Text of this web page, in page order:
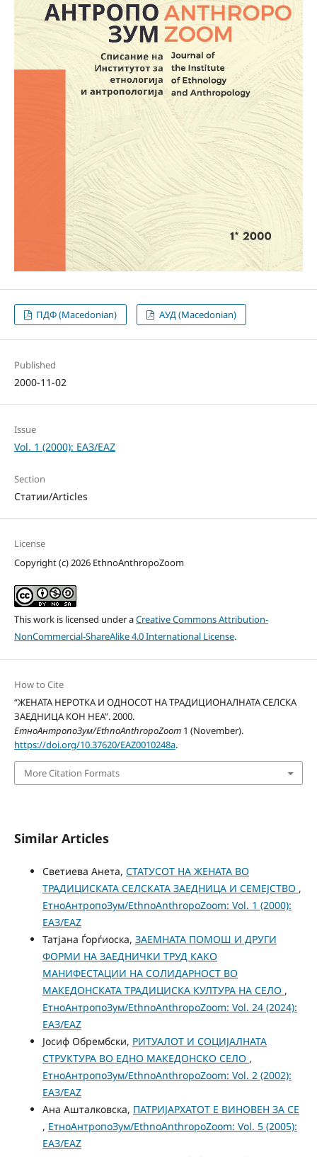
ПДФ (Macedonian) АУД (Macedonian)
Published
2000-11-02
Issue
Vol. 1 (2000): ЕАЗ/EAZ
Section
Статии/Articles
License
Copyright (c) 2026 EthnoAnthropoZoom
This work is licensed under aCreative Commons Attribution-
NonCommercial-ShareAlike 4.0 International License.
How to Cite
“ЖЕНАТА НЕРОТКА И ОДНОСОТ НА ТРАДИЦИОНАЛНАТА СЕЛСКА
ЗАЕДНИЦА КОН НЕА”. 2000.
ЕтноАнтропоЗум/EthnoAnthropoZoom1 (November).
https://doi.org/10.37620/EAZ0010248a.
More Citation Formats
Similar Articles
Светиева Анета, СТАТУСОТ НА ЖЕНАТА ВО
ТРАДИЦИСКАТА СЕЛСКАТА ЗАЕДНИЦА И СЕМЕЈСТВО ,
ЕтноАнтропоЗум/EthnoAnthropoZoom: Vol. 1 (2000):
ЕАЗ/EAZ
Татјана Ѓорѓиоска, ЗАЕМНАТА ПОМОШ И ДРУГИ
ФОРМИ НА ЗАЕДНИЧКИ ТРУД КАКО
МАНИФЕСТАЦИИ НА СОЛИДАРНОСТ ВО
МАКЕДОНСКАТА ТРАДИЦИСКА КУЛТУРА НА СЕЛО ,
ЕтноАнтропоЗум/EthnoAnthropoZoom: Vol. 24 (2024):
ЕАЗ/EAZ
Јосиф Обрембски, РИТУАЛОТ И СОЦИЈАЛНАТА
СТРУКТУРА ВО ЕДНО МАКЕДОНСКО СЕЛО ,
ЕтноАнтропоЗум/EthnoAnthropoZoom: Vol. 2 (2002):
ЕАЗ/EAZ
Ана Ашталковска, ПАТРИЈАРХАТОТ Е ВИНОВЕН ЗА СE
, ЕтноАнтропоЗум/EthnoAnthropoZoom: Vol. 5 (2005):
ЕАЗ/EAZ